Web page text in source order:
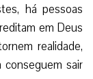
há pessoas
em Deus
realidade,
sair